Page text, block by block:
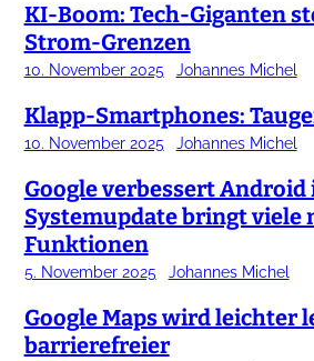
KI-Boom: Tech-Giganten
Strom-Grenzen
10. November 2025 Johannes Michel
Klapp-Smartphones:
10. November 2025 Johannes Michel
Google verbessert Android
Systemupdate bringt viele
Funktionen
5. November 2025 Johannes Michel
Google Maps wird leichter
barrierefreier